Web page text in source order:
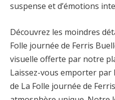
suspense et d’émotions
Découvrez les moindres
Folle journée de Ferris
visuelle offerte par notre
Laissez-vous emporter
de La Folle journée de